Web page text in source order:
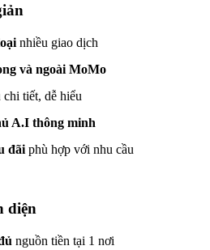
nhiều giao dịch
và ngoài MoMo
chi tiết, dễ hiểu
A.I thông minh
đãi phù hợp với nhu cầu
diện
nguồn tiền tại 1 nơi